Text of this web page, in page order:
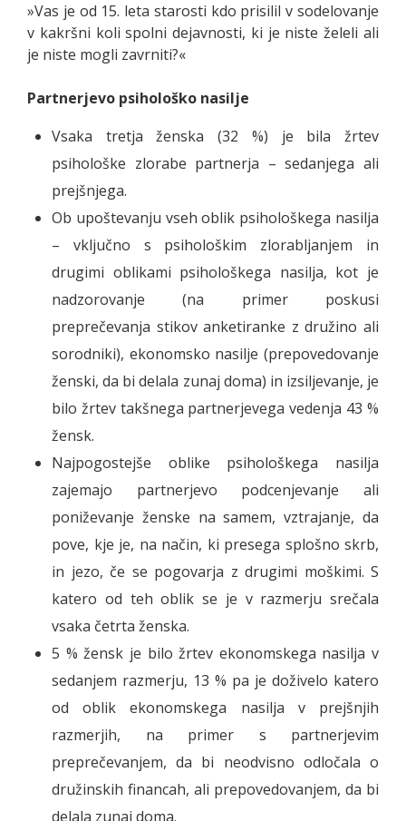
»Vas je od 15. leta starosti kdo prisilil v sodelovanje
v kakršni koli spolni dejavnosti, ki je niste želeli ali
je niste mogli zavrniti?«
Partnerjevo psihološko nasilje
Vsaka tretja ženska (32 %) je bila žrtev
psihološke zlorabe partnerja – sedanjega ali
prejšnjega.
Ob upoštevanju vseh oblik psihološkega nasilja
– vključno s psihološkim zlorabljanjem in
drugimi oblikami psihološkega nasilja, kot je
nadzorovanje (na primer poskusi
preprečevanja stikov anketiranke z družino ali
sorodniki), ekonomsko nasilje (prepovedovanje
ženski, da bi delala zunaj doma) in izsiljevanje, je
bilo žrtev takšnega partnerjevega vedenja 43 %
žensk.
Najpogostejše oblike psihološkega nasilja
zajemajo partnerjevo podcenjevanje ali
poniževanje ženske na samem, vztrajanje, da
pove, kje je, na način, ki presega splošno skrb,
in jezo, če se pogovarja z drugimi moškimi. S
katero od teh oblik se je v razmerju srečala
vsaka četrta ženska.
5 % žensk je bilo žrtev ekonomskega nasilja v
sedanjem razmerju, 13 % pa je doživelo katero
od oblik ekonomskega nasilja v prejšnjih
razmerjih, na primer s partnerjevim
preprečevanjem, da bi neodvisno odločala o
družinskih financah, ali prepovedovanjem, da bi
delala zunaj doma.